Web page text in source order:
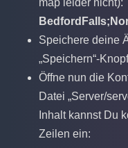
map leider nicht):
Speichere deine
„Speichern“-Knopf
Öffne nun die
Datei „Server/
Inhalt kannst Du
Zeilen ein: